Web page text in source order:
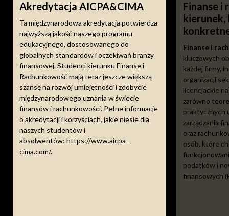
Akredytacja AICPA&CIMA
Ta międzynarodowa akredytacja potwierdza
najwyższą jakość naszego programu
edukacyjnego, dostosowanego do
globalnych standardów i oczekiwań branży
finansowej. Studenci kierunku Finanse i
Rachunkowość mają teraz jeszcze większą
szansę na rozwój umiejętności i zdobycie
międzynarodowego uznania w świecie
finansów i rachunkowości. Pełne informacje
o akredytacji i korzyściach, jakie niesie dla
naszych studentów i
absolwentów: https://www.aicpa-
cima.com/.
Finanse i
Finanse i
kluczowych
każdej firmy,
organizacji
licencjackie
zarówno
praktycznych
zarządzania
oraz
osób, które
podatków i
finansowych